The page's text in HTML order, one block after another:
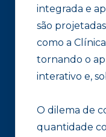
integrada e
são
como a
tornando o
interativo e,
O dilema de
quantidade